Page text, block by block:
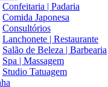
Confeitaria | Padaria
Comida Japonesa
Consultórios
Lanchonete | Restaurante
Salão de Beleza | Barbearia
Spa | Massagem
Studio Tatuagem